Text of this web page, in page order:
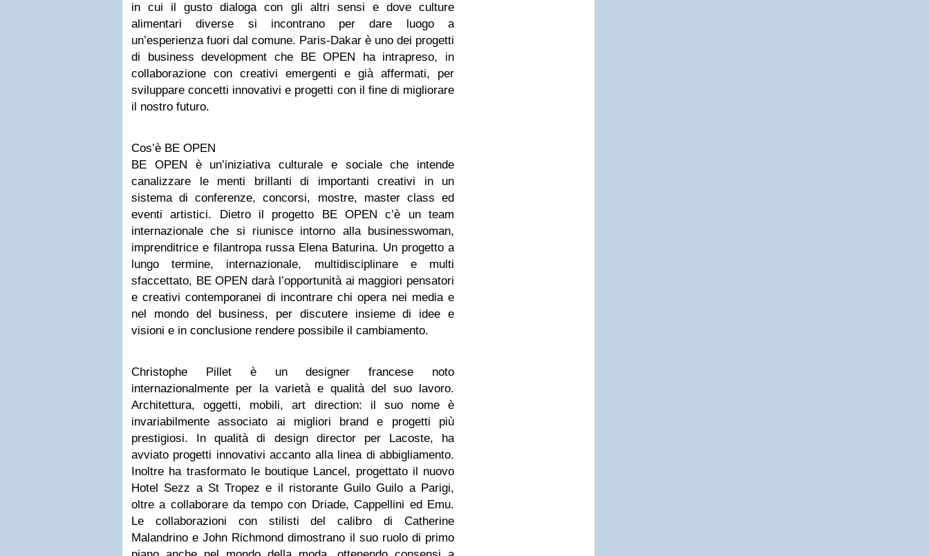
in cui il gusto dialoga con gli altri sensi e dove culture
alimentari diverse si incontrano per dare luogo a
un’esperienza fuori dal comune. Paris-Dakar è uno dei progetti
di business development che BE OPEN ha intrapreso, in
collaborazione con creativi emergenti e già affermati, per
sviluppare concetti innovativi e progetti con il fine di migliorare
il nostro futuro.
Cos’è BE OPEN
BE OPEN è un’iniziativa culturale e sociale che intende
canalizzare le menti brillanti di importanti creativi in un
sistema di conferenze, concorsi, mostre, master class ed
eventi artistici. Dietro il progetto BE OPEN c’è un team
internazionale che si riunisce intorno alla businesswoman,
imprenditrice e filantropa russa Elena Baturina. Un progetto a
lungo termine, internazionale, multidisciplinare e multi
sfaccettato, BE OPEN darà l’opportunità ai maggiori pensatori
e creativi contemporanei di incontrare chi opera nei media e
nel mondo del business, per discutere insieme di idee e
visioni e in conclusione rendere possibile il cambiamento.
Christophe Pillet è un designer francese noto
internazionalmente per la varietà e qualità del suo lavoro.
Architettura, oggetti, mobili, art direction: il suo nome è
invariabilmente associato ai migliori brand e progetti più
prestigiosi. In qualità di design director per Lacoste, ha
avviato progetti innovativi accanto alla linea di abbigliamento.
Inoltre ha trasformato le boutique Lancel, progettato il nuovo
Hotel Sezz a St Tropez e il ristorante Guilo Guilo a Parigi,
oltre a collaborare da tempo con Driade, Cappellini ed Emu.
Le collaborazioni con stilisti del calibro di Catherine
Malandrino e John Richmond dimostrano il suo ruolo di primo